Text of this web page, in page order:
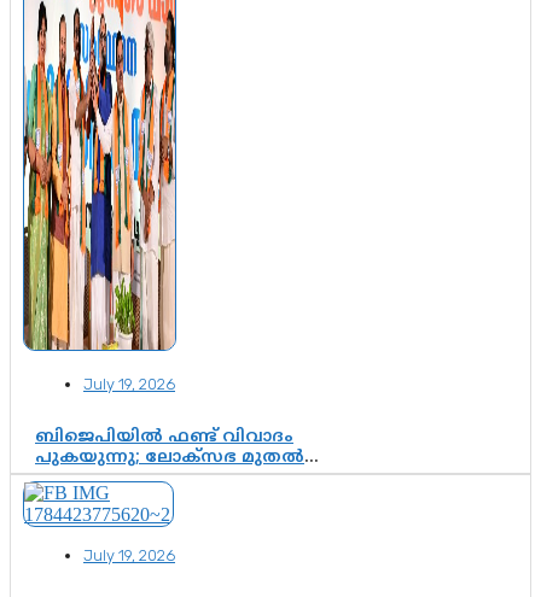
July 19, 2026
ബിജെപിയിൽ ഫണ്ട് വിവാദം
പുകയുന്നു; ലോക്സഭ മുതൽ
നിയമസഭ വരെ 140 മണ്ഡലങ്ങളിലെ
ഫണ്ട് വിനിയോഗം
പരിശോധിക്കുമോ? കേന്ദ്രത്തിനും
ഘടകത്തോട് അതൃപ്തി
July 19, 2026